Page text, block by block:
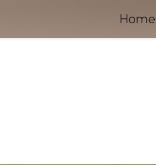
Home